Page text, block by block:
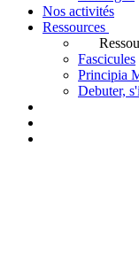
Nos activités
Ressources
Fascicules
Principia
Debuter,